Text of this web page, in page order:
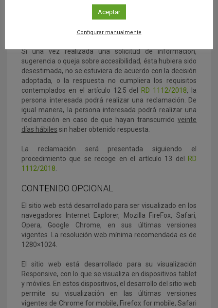
Josefina Castro Vizoso. Avenida de Madrid, 28. 18071 –
, y serán recibidas y tratadas por el
departamento correspondiente.
Si una vez realizada una solicitud de información,
sugerencia o queja sobre accesibilidad, ésta hubiera sido
desestimada, no se estuviera de acuerdo con la decisión
adoptada, o la respuesta no cumpliera los requisitos
contemplados en el artículo 12.5 del
RD 1112/2018, la
persona interesada podrá realizar una reclamación. De
igual manera, la persona interesada podrá realizar una
reclamación en caso de que hayan transcurrido veinte
días hábiles sin haber obtenido respuesta.
La reclamación será presentada siguiendo el
procedimiento que se recoge en el artículo 13 del
RD
1112/2018
CONTENIDO OPCIONAL
El sitio web está desarrollado para ser visualizado en los
navegadores Internet Explorer, Mozilla FireFox, Safari,
Opera, Google Chrome, en sus últimas versiones
vigentes. La resolución web mínima recomendada es de
1280×1024.
El sitio web está desarrollado para su visualización
Responsive, con lo que se visualiza en dispositivos tablet
y móviles. En estos dispositivos, el desarrollo del sitio web
permite su visualización en las últimas versiones
vigentes de Chrome for mobile, Firefox for mobile, Safari
Aceptar
Configurar manualmente